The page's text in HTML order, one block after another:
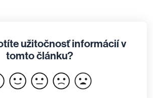
užitočnosť informácií v
tomto článku?